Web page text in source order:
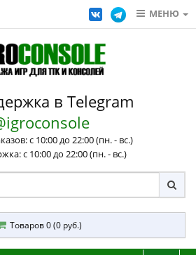
МЕНЮ
в Telegram
с 10:00 до 22:00 (пн. - вс.)
с 10:00 до 22:00 (пн. - вс.)
Товаров 0 (0 руб.)